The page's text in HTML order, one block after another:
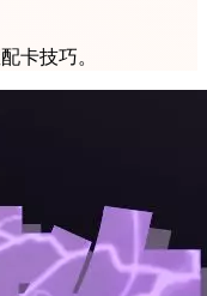
卡技巧。